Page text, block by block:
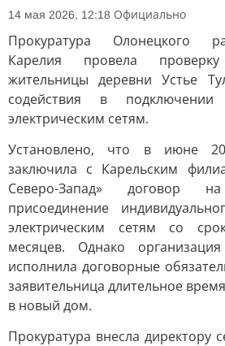
14 мая 2026, 12:18 Официально
Прокуратура Олонецкого
Карелия провела
жительницы деревни Устье
содействия в
электрическим сетям.
Установлено, что в июне
заключила с Карельским
Северо-Запад» договор на
присоединение
электрическим сетям со
месяцев. Однако
исполнила договорные
заявительница длительное
в новый дом.
Прокуратура внесла директору